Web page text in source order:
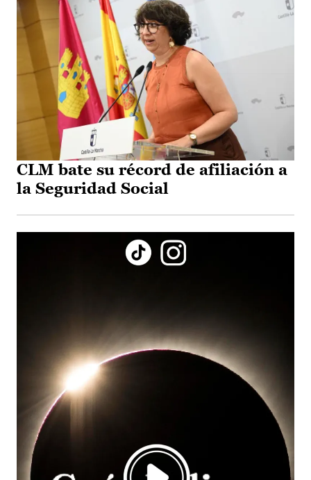
CLM bate su récord de afiliación a
la Seguridad Social